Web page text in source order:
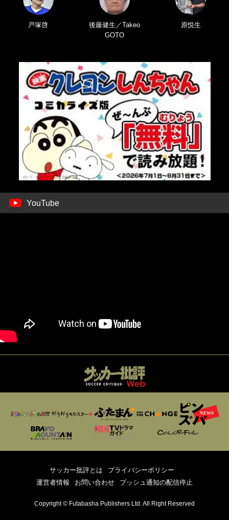
戸塚啓
後藤健生／Takeo
GOTO
原悦生
YouTube
サッカー批評とは
プライバシーポリシー
運営者情報
お問い合わせ プッシュ通知の配信停止
Copyright © Futabasha Publishers Ltd. All Right Reserved